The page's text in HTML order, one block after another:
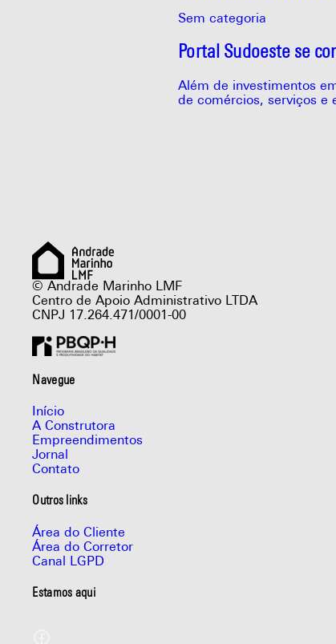
Sem categoria
Portal Sudoeste se
Além de investimentos
de comércios, serviços e
© Andrade Marinho LMF
Centro de Apoio Administrativo LTDA
CNPJ 17.264.471/0001-00
Navegue
Início
A Construtora
Empreendimentos
Jornal
Contato
Outros links
Área do Cliente
Área do Corretor
Canal LGPD
Estamos aqui